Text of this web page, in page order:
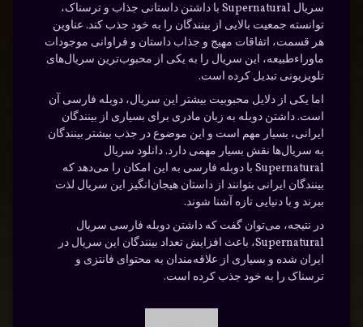
سریال Supernatural با داشتن داستانی جذاب و ترسناک،
توانسته جمعیت بالایی از بینندگان را به خود جذب کند. عناوین
هر قسمت، اتفاقات مهیج و جذاب داستان و فراوانی موجودات
ماوراء‌طبیعه، این سریال را به یکی از محبوب‌ترین سریال‌های
تلویزیونی تبدیل کرده است.
اما یکی از دلایل محبوبیت بیشتر این سریال، دوبله فارسی آن
است. داشتن دوبله به زبان مادری برای بسیاری از بینندگان
ایرانی، بسیار مهم است و این موضوع در جذب بیشتر بینندگان
به سریال‌ها نقش بسیار مهمی دارد. دانلود سریال
Supernatural با دوبله فارسی به این امکان را می‌دهد که
بینندگان ایرانی بتوانند از داستان هیجان‌انگیز این سریال لذت
ببرند و با دنیایی تازه آشنا شوند.
در نتیجه، می‌توان گفت که داشتن دوبله فارسی سریال
Supernatural، باعث افزایش تعداد بینندگان این سریال در
ایران شده و بسیاری از علاقه‌مندان به محتوای فانتزی و
ترسناک را به خود جذب کرده است.